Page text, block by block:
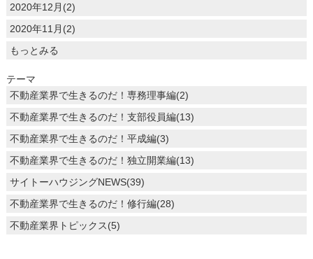
2020年12月(2)
2020年11月(2)
もっとみる
テーマ
不動産業界で生きるのだ！専務理事編(2)
不動産業界で生きるのだ！支部役員編(13)
不動産業界で生きるのだ！平成編(3)
不動産業界で生きるのだ！独立開業編(13)
サイトーハウジングNEWS(39)
不動産業界で生きるのだ！修行編(28)
不動産業界トピックス(5)